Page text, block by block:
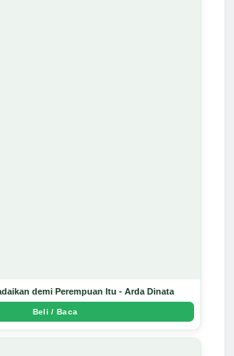
demi Perempuan Itu - Arda Dinata
Beli / Baca